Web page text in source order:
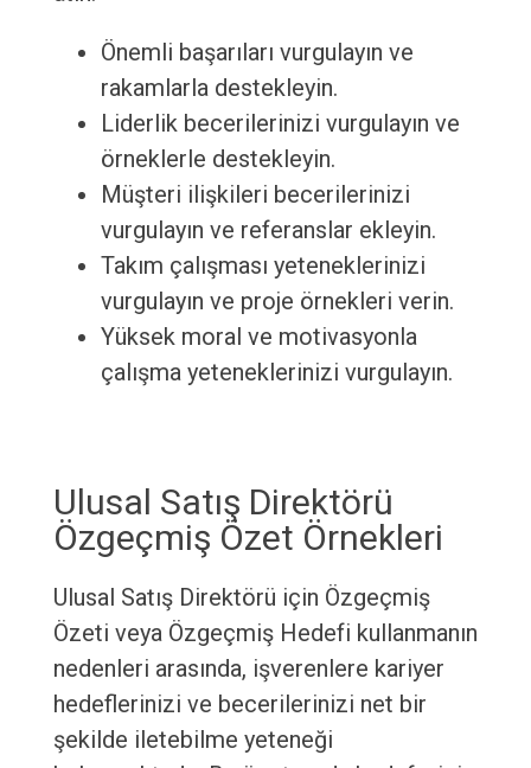
Önemli başarıları vurgulayın ve
rakamlarla destekleyin.
Liderlik becerilerinizi vurgulayın ve
örneklerle destekleyin.
Müşteri ilişkileri becerilerinizi
vurgulayın ve referanslar ekleyin.
Takım çalışması yeteneklerinizi
vurgulayın ve proje örnekleri verin.
Yüksek moral ve motivasyonla
çalışma yeteneklerinizi vurgulayın.
Ulusal Satış Direktörü
Özgeçmiş Özet Örnekleri
Ulusal Satış Direktörü için Özgeçmiş
Özeti veya Özgeçmiş Hedefi kullanmanın
nedenleri arasında, işverenlere kariyer
hedeflerinizi ve becerilerinizi net bir
şekilde iletebilme yeteneği